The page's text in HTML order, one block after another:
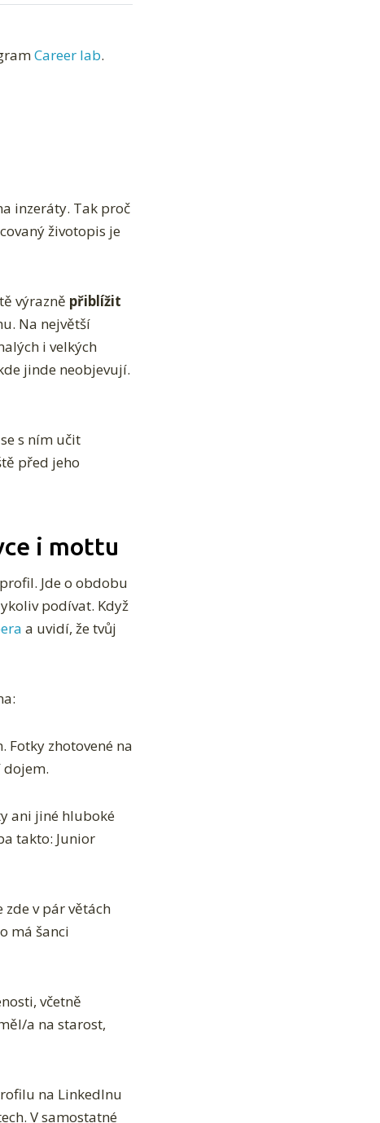
Career lab.
inzeráty. Tak proč
životopis je
výrazně přiblížit
Na největší
i velkých
jinde neobjevují.
s ním učit
před jeho
i mottu
Jde o obdobu
podívat. Když
a uvidí, že tvůj
zhotovené na
dojem.
ani jiné hluboké
takto: Junior
v pár větách
má šanci
včetně
a na starost,
na LinkedInu
V samostatné